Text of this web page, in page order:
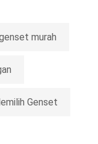
murah
Genset